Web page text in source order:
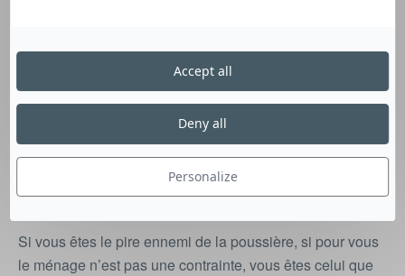
d’hygiène et de sécurité en vigueur.
Compétences et qualités
recherchées
Si vous êtes le pire ennemi de la poussière, si pour vous
le ménage n’est pas une contrainte, vous êtes celui que
Personalize
Deny all
Accept all